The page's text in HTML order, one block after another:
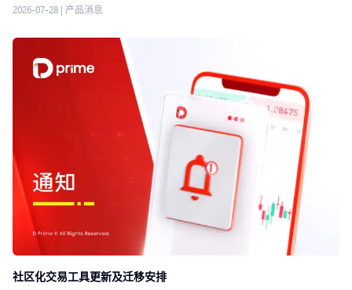
2026-07-28 | 产品消息
社区化交易工具更新及迁移安排